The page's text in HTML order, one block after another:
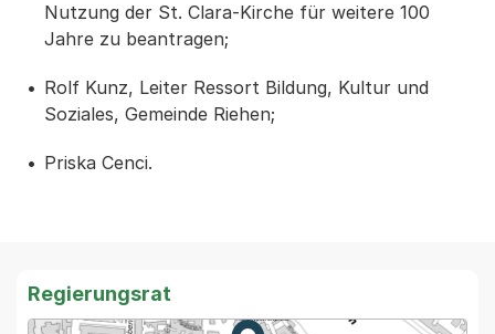
Nutzung der St. Clara-Kirche für weitere 100
Jahre zu beantragen;
Rolf Kunz, Leiter Ressort Bildung, Kultur und
Soziales, Gemeinde Riehen;
Priska Cenci.
Regierungsrat